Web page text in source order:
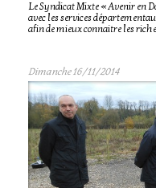
Le Syndicat Mixte « Avenir en
avec les services
afin de mieux connaitre les
Dimanche 16/11/2014